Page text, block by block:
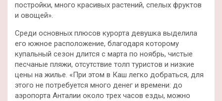
постройки, много красивых растений, спелых фруктов
и овощей».
Среди основных плюсов курорта девушка выделила
его южное расположение, благодаря которому
купальный сезон длится с марта по ноябрь, чистые
песчаные пляжи, отсутствие толп туристов и низкие
цены на жилье. «При этом в Каш легко добраться, для
этого не потребуется много денег и времени: до
аэропорта Анталии около трех часов езды, можно